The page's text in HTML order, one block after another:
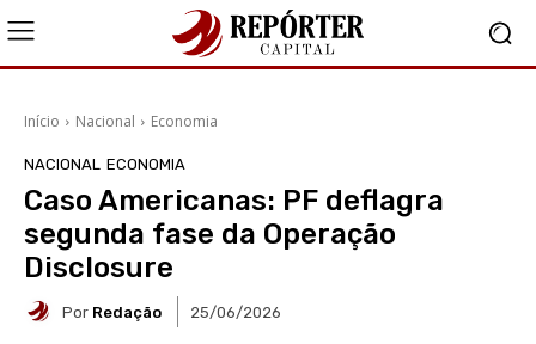
Início Nacional Economia
NACIONAL ECONOMIA
Caso Americanas: PF deflagra
segunda fase da Operação
Disclosure
Por Redação 25/06/2026